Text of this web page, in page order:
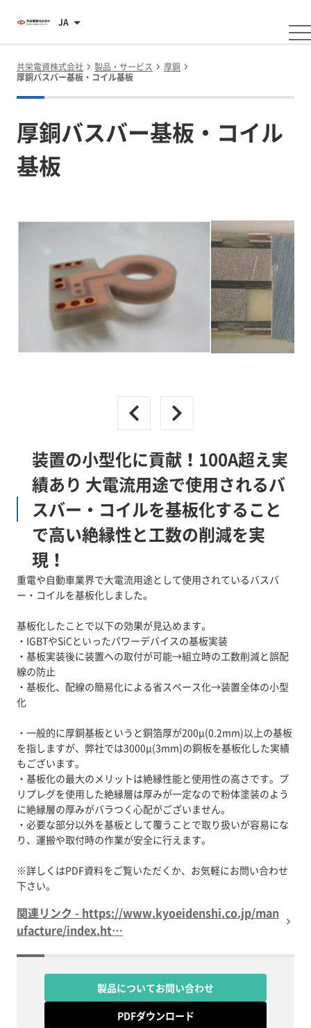
JA
共栄電資株式会社 製品・サービス
厚銅
厚銅バスバー基板・コイル基板
厚銅バスバー基板・コイル
基板
装置の小型化に貢献！100A超え実
績あり 大電流用途で使用されるバ
スバー・コイルを基板化すること
で高い絶縁性と工数の削減を実
現！
重電や自動車業界で大電流用途として使用されているバスバ
ー・コイルを基板化しました。
基板化したことで以下の効果が見込めます。
・IGBTやSiCといったパワーデバイスの基板実装
・基板実装後に装置への取付が可能→組立時の工数削減と誤配
線の防止
・基板化、配線の簡易化による省スペース化→装置全体の小型
化
・一般的に厚銅基板というと銅箔厚が200μ(0.2mm)以上の基板
を指しますが、弊社では3000μ(3mm)の銅板を基板化した実績
もございます。
・基板化の最大のメリットは絶縁性能と使用性の高さです。プ
リプレグを使用した絶縁層は厚みが一定なので粉体塗装のよう
に絶縁層の厚みがバラつく心配がございません。
・必要な部分以外を基板として覆うことで取り扱いが容易にな
り、運搬や取付時の作業が安全に行えます。
※詳しくはPDF資料をご覧いただくか、お気軽にお問い合わせ
下さい。
関連リンク - https://www.kyoeidenshi.co.jp/man
ufacture/index.ht…
製品についてお問い合わせ
PDFダウンロード